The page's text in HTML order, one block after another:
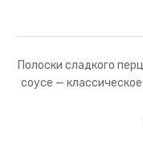
Полоски сладкого
соусе —